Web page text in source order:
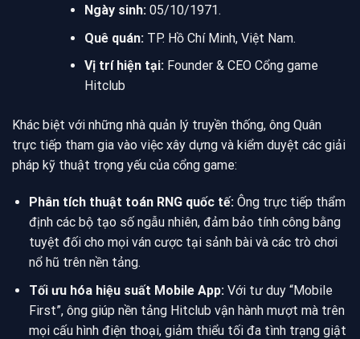
Ngày sinh:05/10/1971.
Quê quán:TP. Hồ Chí Minh, Việt Nam.
Vị trí hiện tại:Founder & CEO Cổng game
Hitclub
Khác biệt với những nhà quản lý truyền thống, ông Quân
trực tiếp tham gia vào việc xây dựng và kiểm duyệt các giải
pháp kỹ thuật trọng yếu của cổng game:
Phân tích thuật toán RNG quốc tế:Ông trực tiếp thẩm
định các bộ tạo số ngẫu nhiên, đảm bảo tính công bằng
tuyệt đối cho mọi ván cược tại sảnh bài và các trò chơi
nổ hũ trên nền tảng.
Tối ưu hóa hiệu suất Mobile App:Với tư duy “Mobile
First”, ông giúp nền tảng Hitclub vận hành mượt mà trên
mọi cấu hình điện thoại, giảm thiểu tối đa tình trạng giật